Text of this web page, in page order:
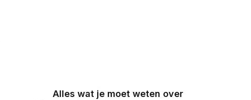
Alles wat je moet weten over